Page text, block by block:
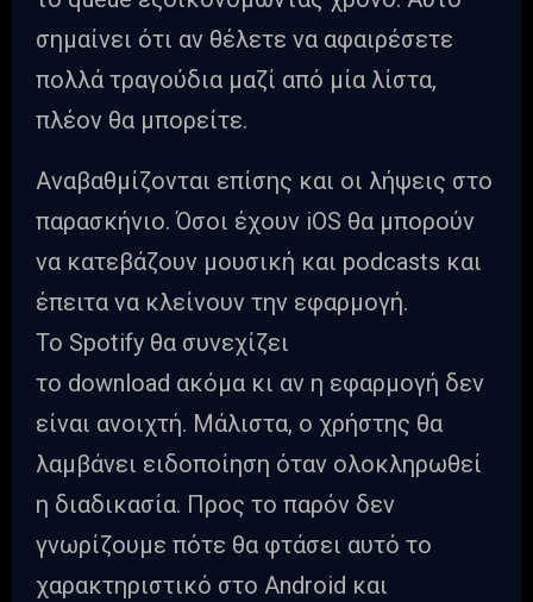
σημαίνει ότι αν θέλετε να αφαιρέσετε
πολλά τραγούδια μαζί από μία λίστα,
πλέον θα μπορείτε.
Αναβαθμίζονται επίσης και οι λήψεις στο
παρασκήνιο. Όσοι έχουν iOS θα μπορούν
να κατεβάζουν μουσική και podcasts και
έπειτα να κλείνουν την εφαρμογή.
Το Spotify θα συνεχίζει
το download ακόμα κι αν η εφαρμογή δεν
είναι ανοιχτή. Μάλιστα, ο χρήστης θα
λαμβάνει ειδοποίηση όταν ολοκληρωθεί
η διαδικασία. Προς το παρόν δεν
γνωρίζουμε πότε θα φτάσει αυτό το
χαρακτηριστικό στο Android και